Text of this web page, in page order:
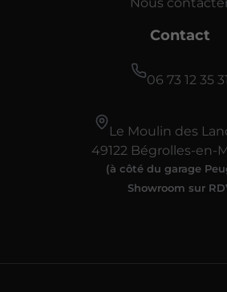
Contact
06 73 12 35 31
Le Moulin des
49122 Bégrolles-en-
(à côté du garage
Showroom sur